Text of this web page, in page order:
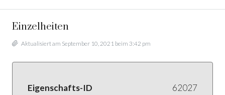
Einzelheiten
Aktualisiert am September 10, 2021 beim 3:42 pm
Eigenschafts-ID
62027